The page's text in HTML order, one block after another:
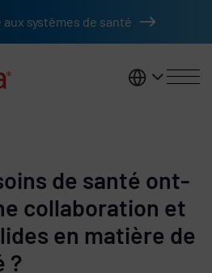
systèmes de santé
France
de santé ont-
collaboration et
en matière de
?